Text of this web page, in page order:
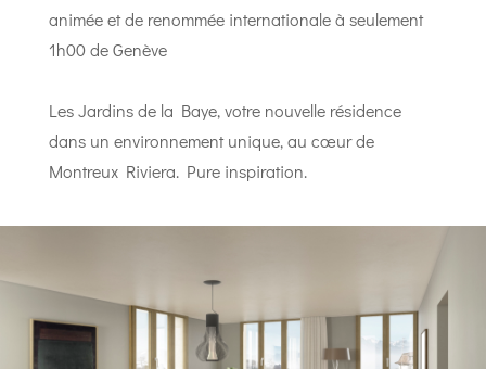
animée et de renommée internationale à seulement
1h00 de Genève
Les Jardins de la Baye, votre nouvelle résidence
dans un environnement unique, au cœur de
Montreux Riviera. Pure inspiration.